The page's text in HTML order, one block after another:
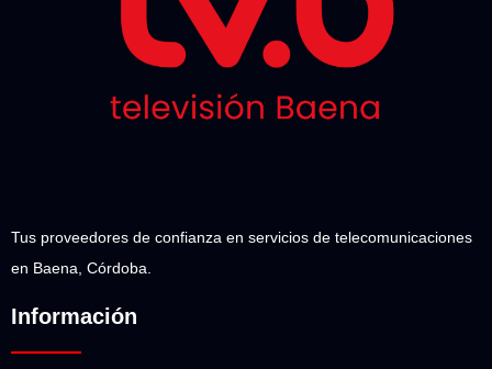
Tus proveedores de confianza en servicios de telecomunicaciones
en Baena, Córdoba.
Información